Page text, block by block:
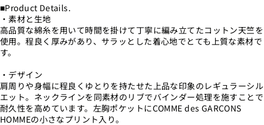
■Product Details.
・素材と生地
高品質な綿糸を用いて時間を掛けて丁寧に編み立てたコットン天竺を
使用。程良く厚みがあり、サラッとした着心地でとても上質な素材で
す。
・デザイン
肩周りや身幅に程良くゆとりを持たせた上品な印象のレギュラーシル
エット。ネックラインを同素材のリブでバインダー処理を施すことで
耐久性を高めています。左胸ポケットにCOMME des GARCONS
HOMMEの小さなプリント入り。